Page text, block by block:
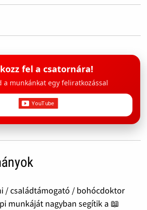
fel a csatornára!
a munkánkat egy feliratkozással
/ családtámogató / bohócdoktor
munkáját nagyban segítik a 📖